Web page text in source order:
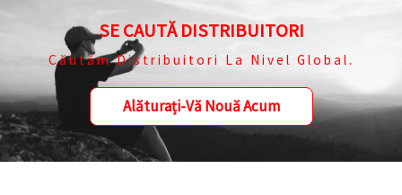
SE CAUTĂ DISTRIBUITORI
Căutăm Distribuitori La Nivel Global.
Alăturați-Vă Nouă Acum